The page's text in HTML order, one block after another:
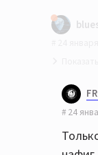
Вот
ЕСМ
24